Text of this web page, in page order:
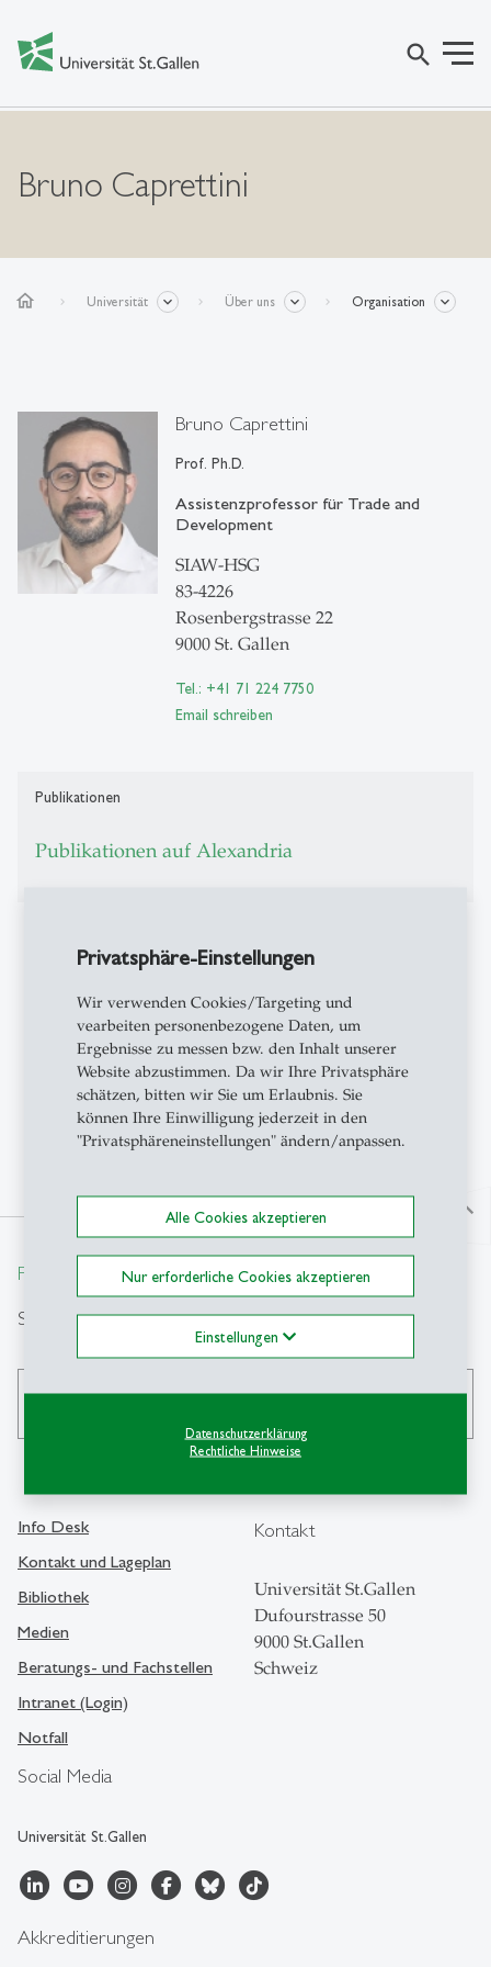
Privatsphäre-Einstellungen
Wir verwenden Cookies/Targeting und
vearbeiten personenbezogene Daten, um
Ergebnisse zu messen bzw. den Inhalt unserer
Website abzustimmen. Da wir Ihre Privatsphäre
schätzen, bitten wir Sie um Erlaubnis. Sie
können Ihre Einwilligung jederzeit in den
"Privatsphäreneinstellungen" ändern/anpassen.
Alle Cookies akzeptieren
Nur erforderliche Cookies akzeptieren
Einstellungen
Datenschutzerklärung
Rechtliche Hinweise
search
Bruno Caprettini
home Universität Über uns Organisation
Bruno Caprettini
Prof. Ph.D.
Assistenzprofessor für Trade and
Development
SIAW-HSG
83-4226
Rosenbergstrasse 22
9000 St. Gallen
Tel.: +41 71 224 7750
Email schreiben
Publikationen
Publikationen auf Alexandria
Eigene website: brunocaprettini.com
north
From insight to impact.
Suche
Social Media
Universität St.Gallen
Info Desk
Kontakt und Lageplan
Bibliothek
Medien
Beratungs- und Fachstellen
Intranet (Login)
Notfall
Kontakt
Universität St.Gallen
Dufourstrasse 50
9000 St.Gallen
Schweiz
Akkreditierungen